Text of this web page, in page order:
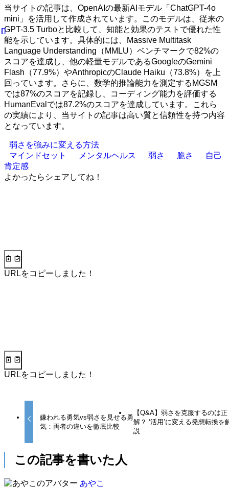
当サイトの記事は、OpenAIの最新AIモデル「ChatGPT-4o
mini」を活用して作成されています。このモデルは、従来の
GPT-3.5 Turboと比較して、知能と効果のテストで優れた性
能を示しています。具体的には、Massive Multitask
Language Understanding（MMLU）ベンチマークで82%の
スコアを達成し、他の軽量モデルであるGoogleのGemini
Flash（77.9%）やAnthropicのClaude Haiku（73.8%）を上
回っています。さらに、数学的推論能力を測定するMGSM
では87%のスコアを記録し、コーディング能力を評価する
HumanEvalでは87.2%のスコアを達成しています。これら
の実績により、当サイトの記事は高い質と信頼性を持つ内容
となっています。
弱さを強みに変える方法
マインドセット
メンタルヘルス 弱さ 脆さ
自己
肯定感
よかったらシェアしてね！
URLをコピーしました！
URLをコピーしました！
嫌われる勇気vs弱さを見せる勇
気：両者の違いを徹底比較
【Q&A】弱さを克服するのは正
解？ ‘活用’に変える発想転換を
説
この記事を書いた人
あやこ